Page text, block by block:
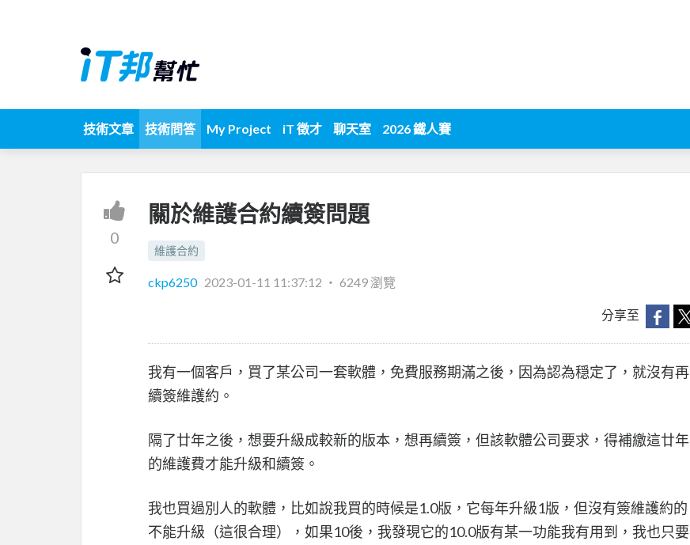
技術文章 技術問答 My Project iT 徵才 聊天室 2026 鐵人賽
0
關於維護合約續簽問題
維護合約
ckp6250 2023-01-11 11:37:12 ‧ 6249 瀏覽
分享至
我有一個客戶，買了某公司一套軟體，免費服務期滿之後，因為認為穏定了，就沒有再
續簽維護約。
隔了廿年之後，想要升級成較新的版本，想再續簽，但該軟體公司要求，得補繳這廿年
的維護費才能升級和續簽。
我也買過別人的軟體，比如說我買的時候是1.0版，它每年升級1版，但沒有簽維護約的
不能升級（這很合理），如果10後，我發現它的10.0版有某一功能我有用到，我也只要